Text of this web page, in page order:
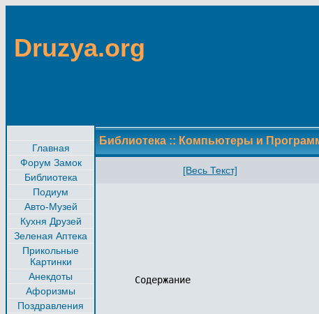
Druzya.org
Главная
Форум Замок
Библиотека
Подиум
Авто-Музей
Кухня Друзей
Зеленая Аптека
Прикольные
Картинки
Анекдоты
Афоризмы
Поздравления
Библиотека :: Компьютеры и
[Весь Текст]
Содержание